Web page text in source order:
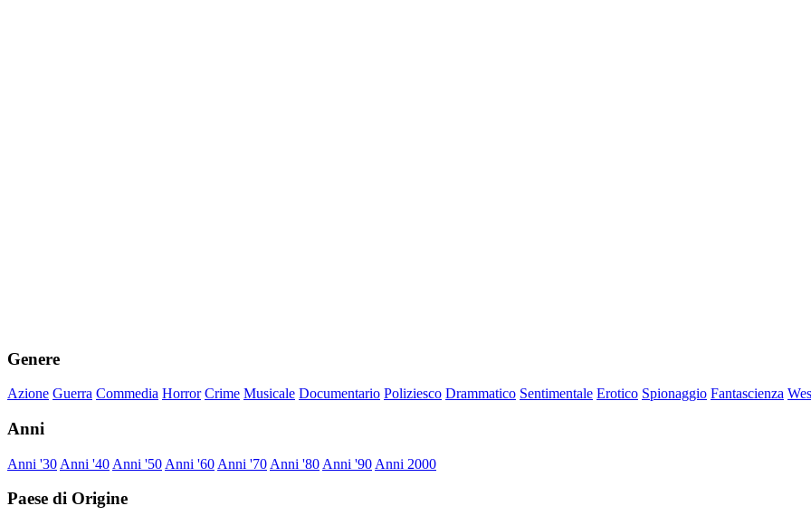
Genere
Azione Guerra Commedia Horror Crime Musicale Documentario Poliziesco Drammatico Sentimentale Erotico Spionaggio Fantascienza
Anni
Anni '30 Anni '40 Anni '50 Anni '60 Anni '70 Anni '80 Anni '90 Anni 2000
Paese di Origine